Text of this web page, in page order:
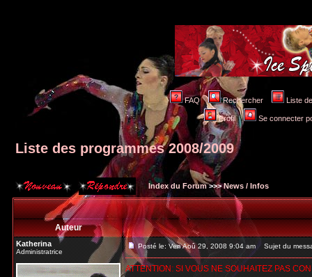
FAQ Rechercher Liste
Profil Se connecter
Liste des programmes 2008/2009
Index du Forum>>>News / Infos
Auteur
Katherina
Administratrice
Posté le: Ven Aoû 29, 2008 9:04 am Sujet du
ATTENTION: SI VOUS NE SOUHAITEZ PAS